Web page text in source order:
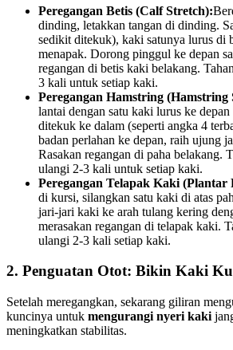
Peregangan Betis (Calf Stretch):
dinding, letakkan tangan di dinding.
sedikit ditekuk), kaki satunya lurus di
menapak. Dorong pinggul ke depan
regangan di betis kaki belakang.
3 kali untuk setiap kaki.
Peregangan Hamstring (Hamstring
lantai dengan satu kaki lurus ke
ditekuk ke dalam (seperti angka 4
badan perlahan ke depan, raih ujung
Rasakan regangan di paha belakang.
ulangi 2-3 kali untuk setiap kaki.
Peregangan Telapak Kaki (Plantar
di kursi, silangkan satu kaki di atas
jari-jari kaki ke arah tulang kering
merasakan regangan di telapak kaki.
ulangi 2-3 kali setiap kaki.
2. Penguatan Otot: Bikin Kaki
Setelah meregangkan, sekarang giliran
kuncinya untuk mengurangi nyeri kaki
meningkatkan stabilitas.